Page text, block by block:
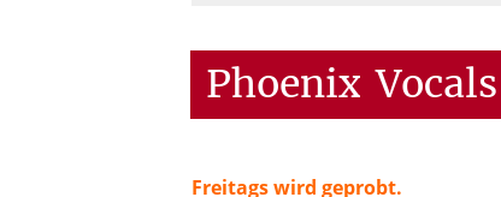
Phoenix Vocals
Freitags wird geprobt.